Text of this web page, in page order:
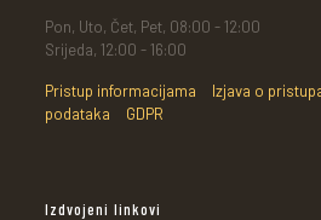
Pon, Uto, Čet, Pet, 08:00 - 12:00
Srijeda, 12:00 - 16:00
Pristup informacijama Izjava o
podataka
GDPR
Izdvojeni linkovi